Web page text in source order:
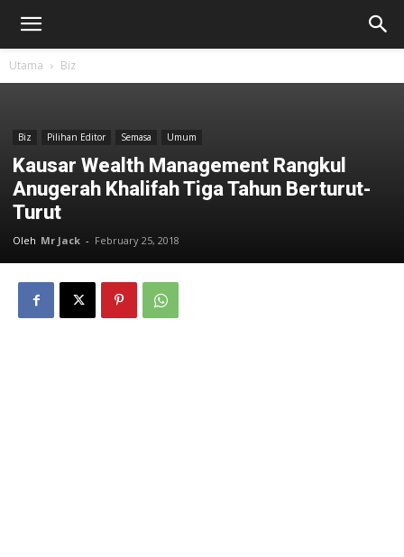
Utama Biz
Biz Pilihan Editor Semasa Umum
Kausar Wealth Management Rangkul
Anugerah Khalifah Tiga Tahun Berturut-
Turut
Oleh Mr Jack - February 25, 2018